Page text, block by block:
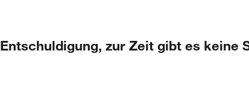
Entschuldigung, zur Zeit gibt es keine